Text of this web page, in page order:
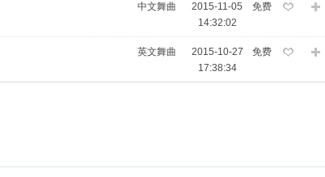
中文舞曲
2015-11-05
14:32:02
免费
英文舞曲
2015-10-27
17:38:34
免费